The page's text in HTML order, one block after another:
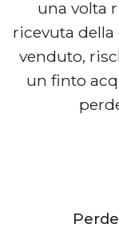
una volta
ricevuta
venduto,
un finto